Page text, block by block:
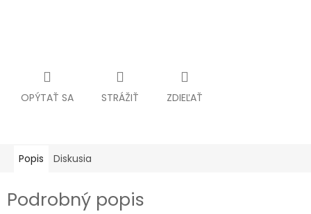
OPÝTAŤ SA STRÁŽIŤ ZDIEĽAŤ
Popis Diskusia
Podrobný popis